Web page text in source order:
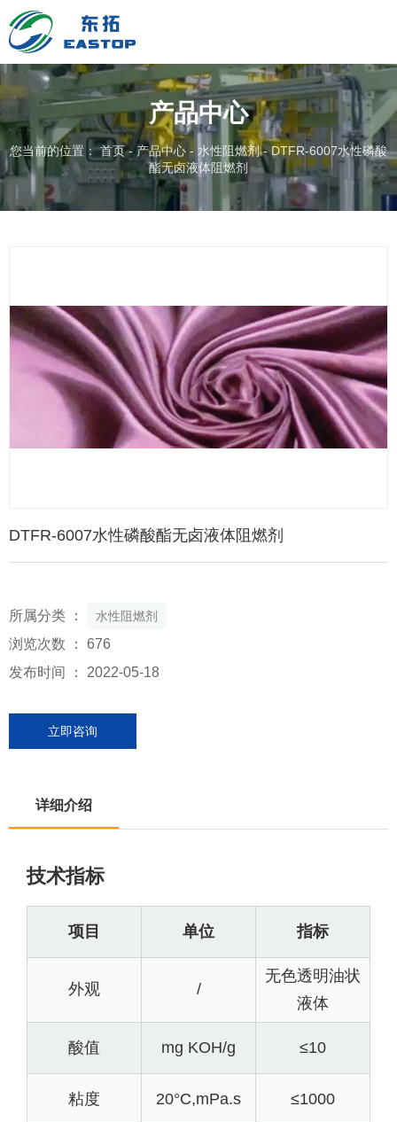
产品中心
您当前的位置： 首页- 产品中心 - 水性阻燃剂 -DTFR-6007水性磷酸
酯无卤液体阻燃剂
DTFR-6007水性磷酸酯无卤液体阻燃剂
所属分类 ： 水性阻燃剂
浏览次数 ： 676
发布时间 ： 2022-05-18
立即咨询
详细介绍
技术指标
项目 单位 指标
外观 /
无色透明油状
液体
酸值 mg KOH/g ≤10
粘度 20°C,mPa.s ≤1000